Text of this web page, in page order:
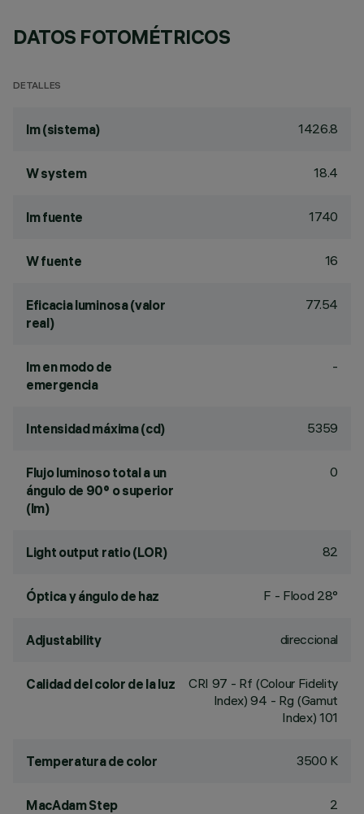
DATOS FOTOMÉTRICOS
DETALLES
lm (sistema) 1426.8
W system 18.4
lm fuente 1740
W fuente 16
Eficacia luminosa (valor
real)
77.54
lm en modo de
emergencia
-
Intensidad máxima (cd) 5359
Flujo luminoso total a un
ángulo de 90° o superior
(lm)
0
Light output ratio (LOR) 82
Óptica y ángulo de haz F - Flood 28°
Adjustability direccional
Calidad del color de la luz CRI 97 - Rf (Colour Fidelity
Index) 94 - Rg (Gamut
Index) 101
Temperatura de color 3500 K
MacAdam Step 2